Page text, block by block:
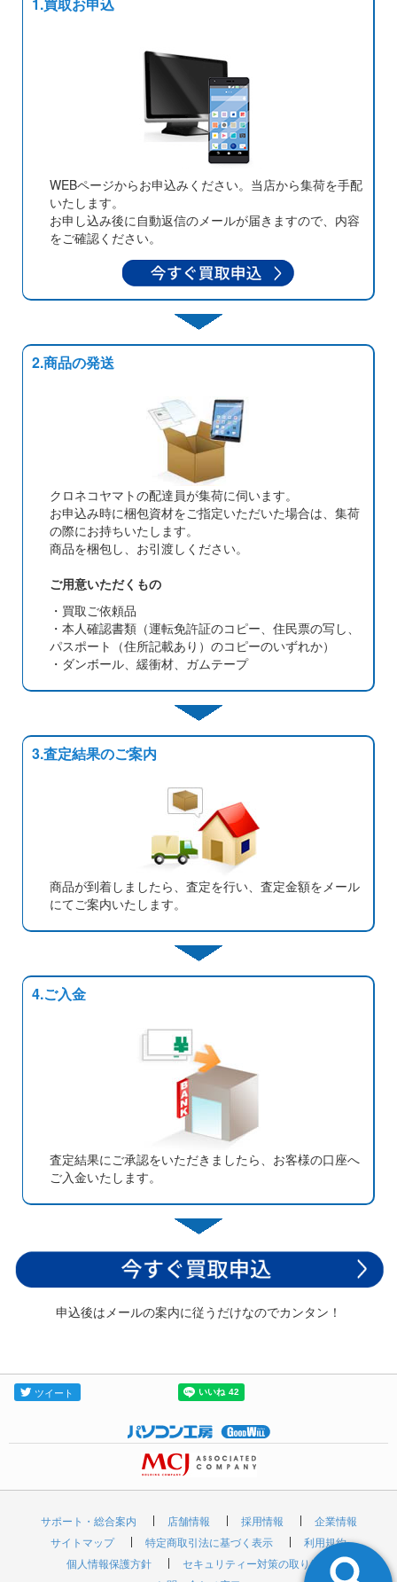
WEBページからお申込みください。当店から集荷を手配
いたします。
お申し込み後に自動返信のメールが届きますので、内容
をご確認ください。
2.商品の発送
クロネコヤマトの配達員が集荷に伺います。
お申込み時に梱包資材をご指定いただいた場合は、集荷
の際にお持ちいたします。
商品を梱包し、お引渡しください。
ご用意いただくもの
・買取ご依頼品
・本人確認書類（運転免許証のコピー、住民票の写し、
パスポート（住所記載あり）のコピーのいずれか）
・ダンボール、緩衝材、ガムテープ
3.査定結果のご案内
商品が到着しましたら、査定を行い、査定金額をメール
にてご案内いたします。
4.ご入金
査定結果にご承認をいただきましたら、お客様の口座へ
ご入金いたします。
申込後はメールの案内に従うだけなのでカンタン！
サポート・総合案内 店舗情報 採用情報
企業情報
サイトマップ
特定商取引法に基づく表示
利用規約
個人情報保護方針
セキュリティー対策の取り組み